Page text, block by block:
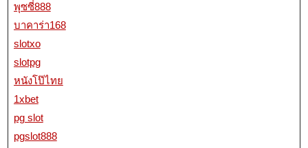
พุซซี่888
บาคาร่า168
slotxo
slotpg
หนังโป๊ไทย
1xbet
pg slot
pgslot888